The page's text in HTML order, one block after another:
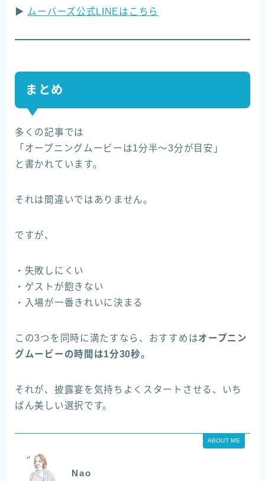
▶ ムーバーズ公式LINEはこちら
まとめ
多くの記事では
「オープニングムービーは1分半〜3分が目安」
と書かれています。
それは間違いではありません。
ですが、
・失敗しにくい
・ゲストが飽きない
・入場が一番きれいに決まる
この3つを同時に満たすなら、おすすめはオープニン
グムービーの時間は1分30秒。
それが、披露宴を気持ちよくスタートさせる、いち
ばん美しい選択です。
ABOUT ME
Nao